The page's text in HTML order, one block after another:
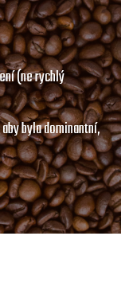
(ne rychlý
byla dominantní,